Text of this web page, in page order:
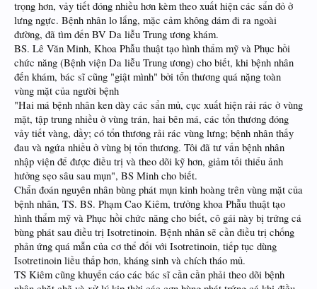
trọng hơn, vảy tiết đóng nhiều hơn kèm theo xuất hiện các sẩn đỏ ở
lưng ngực. Bệnh nhân lo lắng, mặc cảm không dám đi ra ngoài
đường, đã tìm đến BV Da liễu Trung ương khám.
BS. Lê Văn Minh, Khoa Phẫu thuật tạo hình thẩm mỹ và Phục hồi
chức năng (Bệnh viện Da liễu Trung ương) cho biết, khi bệnh nhân
đến khám, bác sĩ cũng "giật mình" bởi tổn thương quá nặng toàn
vùng mặt của người bệnh
"Hai má bệnh nhân ken dày các sẩn mủ, cục xuất hiện rải rác ở vùng
mặt, tập trung nhiều ở vùng trán, hai bên má, các tổn thương đóng
vảy tiết vàng, dầy; có tổn thương rải rác vùng lưng; bệnh nhân thấy
đau và ngứa nhiều ở vùng bị tổn thương. Tôi đã tư vấn bệnh nhân
nhập viện để được điều trị và theo dõi kỹ hơn, giảm tối thiểu ảnh
hưởng sẹo sâu sau mụn", BS Minh cho biết.
Chẩn đoán nguyên nhân bùng phát mụn kinh hoàng trên vùng mặt của
bệnh nhân, TS. BS. Phạm Cao Kiêm, trưởng khoa Phẫu thuật tạo
hình thẩm mỹ và Phục hồi chức năng cho biết, cô gái này bị trứng cá
bùng phát sau điều trị Isotretinoin. Bệnh nhân sẽ cần điều trị chống
phản ứng quá mẫn của cơ thể đối với Isotretinoin, tiếp tục dùng
Isotretinoin liều thấp hơn, kháng sinh và chích tháo mủ.
TS Kiêm cũng khuyến cáo các bác sĩ cần cần phải theo dõi bệnh